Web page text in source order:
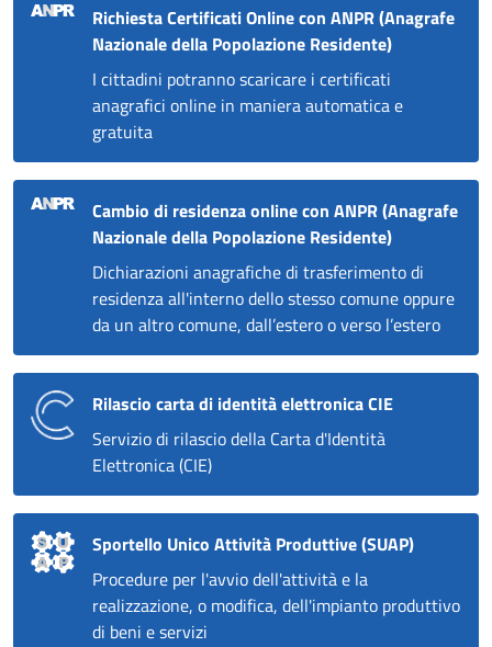
Richiesta Certificati Online con ANPR (Anagrafe
Nazionale della Popolazione Residente)
I cittadini potranno scaricare i certificati
anagrafici online in maniera automatica e
gratuita
Cambio di residenza online con ANPR (Anagrafe
Nazionale della Popolazione Residente)
Dichiarazioni anagrafiche di trasferimento di
residenza all'interno dello stesso comune oppure
da un altro comune, dall’estero o verso l’estero
Rilascio carta di identità elettronica CIE
Servizio di rilascio della Carta d'Identità
Elettronica (CIE)
Sportello Unico Attività Produttive (SUAP)
Procedure per l'avvio dell'attività e la
realizzazione, o modifica, dell'impianto produttivo
di beni e servizi